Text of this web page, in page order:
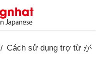
/ Cách sử dụng trợ từ が